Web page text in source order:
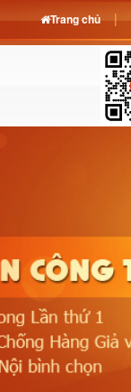
Trang chủ